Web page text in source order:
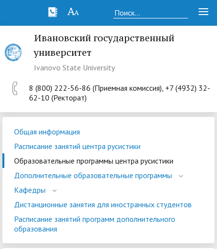
Ивановский государственный
университет
Ivanovo State University
8 (800) 222-56-86 (Приемная комиссия), +7 (4932) 32-
62-10 (Ректорат)
Общая информация
Расписание занятий центра русистики
Образовательные программы центра русистики
Дополнительные образовательные программы
Кафедры
Дистанционные занятия для иностранных студентов
Расписание занятий программ дополнительного
образования